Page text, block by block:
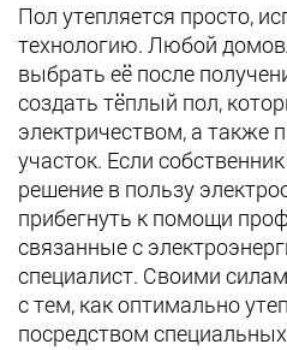
Пол утепляется просто,
технологию. Любой
выбрать её после
создать тёплый пол,
электричеством, а также
участок. Если
решение в пользу
прибегнуть к помощи
связанные с
специалист. Своими
с тем, как оптимально
посредством